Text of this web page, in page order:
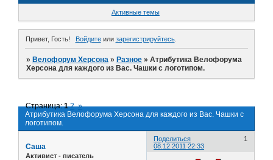
Активные темы
Привет, Гость! Войдитеили зарегистрируйтесь.
»Велофорум Херсона »Разное »Атрибутика Велофорума
Херсона для каждого из Вас. Чашки с логотипом.
Атрибутика Велофорума Херсона для каждого из Вас. Чашки с
логотипом.
Страница:1 2 »
Поделиться
1
08.12.2011 22:33
Саша
Активист - писатель